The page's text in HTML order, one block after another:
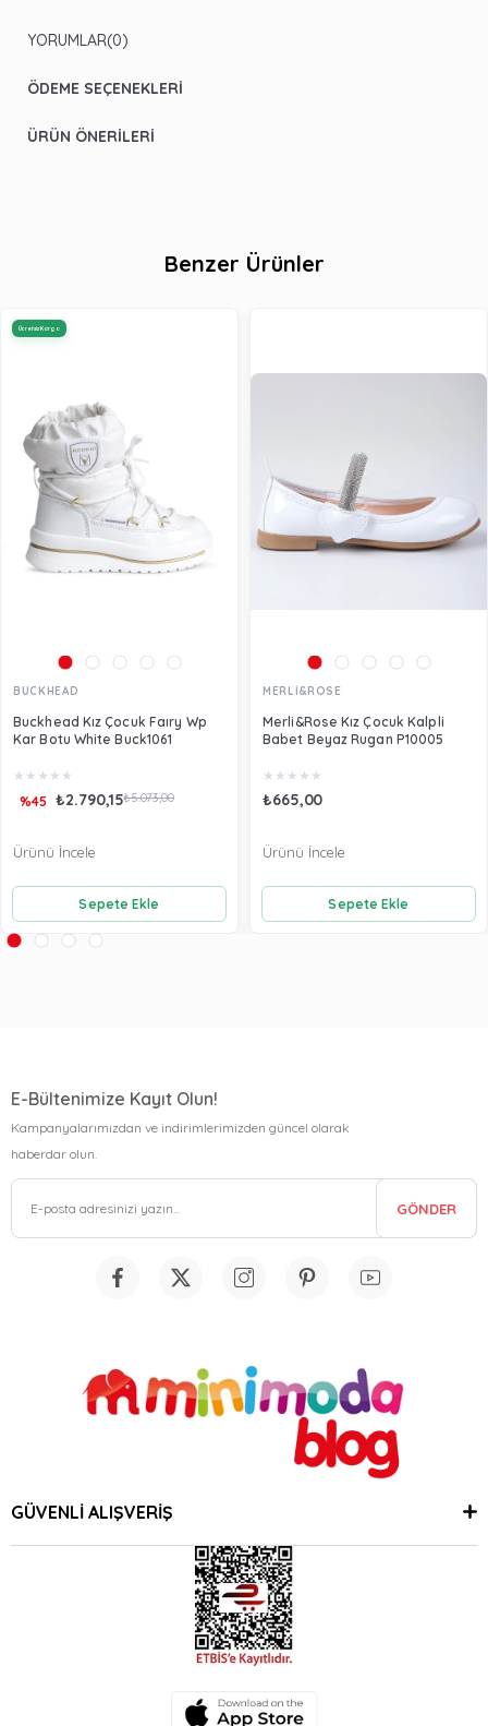
YORUMLAR(0)
ÖDEME SEÇENEKLERI
ÜRÜN ÖNERILERI
Benzer Ürünler
BUCKHEAD
Buckhead Kız Çocuk Faıry Wp
Kar Botu White Buck1061
★ ★ ★ ★ ★
₺2.790,15₺5.073,00
%45
Sepete Ekle
Ürünü İncele
Ücretsiz Kargo
MERLİ&ROSE
Merli&Rose Kız Çocuk Kalpli
Babet Beyaz Rugan P10005
★ ★ ★ ★ ★
₺665,00
Sepete Ekle
Ürünü İncele
E-Bültenimize Kayıt Olun!
Kampanyalarımızdan ve indirimlerimizden güncel olarak
haberdar olun.
GÖNDER
GÜVENLİ ALIŞVERİŞ